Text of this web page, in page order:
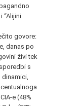
“Alijini
govore:
danas po
živi tek
s
e (48%